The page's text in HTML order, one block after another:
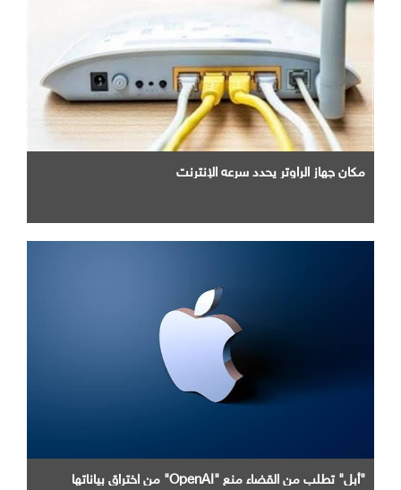
مكان جهاز الراوتر يحدد سرعه الإنترنت
"أبل" تطلب من القضاء منع "OpenAI" من اختراق بياناتها